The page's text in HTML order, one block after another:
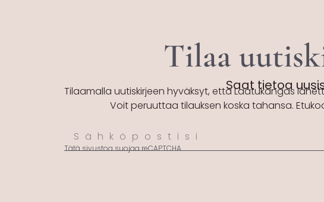
Tilaa
Saat tietoa
Tilaamalla uutiskirjeen hyväksyt, että Laatukangas
Voit peruuttaa tilauksen koska tahansa.
Tätä sivustoa suojaa reCAPTCHA.